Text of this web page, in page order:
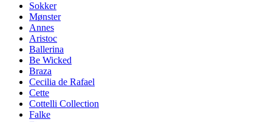
Sokker
Mønster
Annes
Aristoc
Ballerina
Be Wicked
Braza
Cecilia de Rafael
Cette
Cottelli Collection
Falke